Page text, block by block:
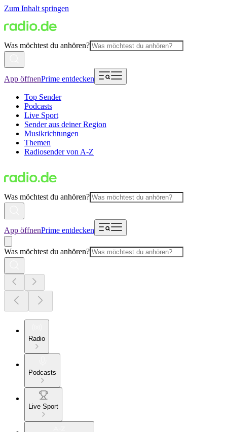
Zum Inhalt springen
Was möchtest du anhören?
App öffnenPrime entdecken
Top Sender
Podcasts
Live Sport
Sender aus deiner Region
Musikrichtungen
Themen
Radiosender von A-Z
Was möchtest du anhören?
App öffnenPrime entdecken
Was möchtest du anhören?
Radio
Podcasts
Live Sport